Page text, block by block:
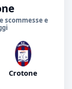
scommesse e
Crotone